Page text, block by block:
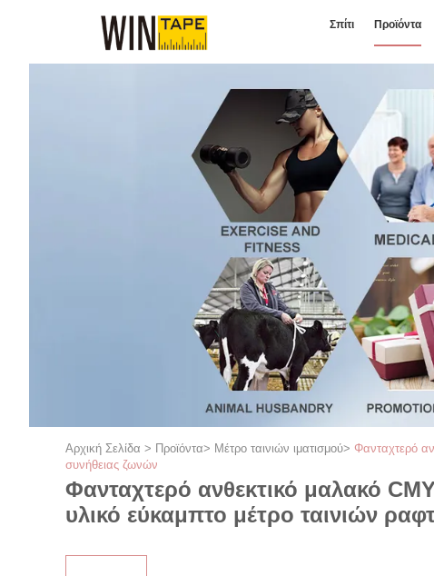
Σπίτι Προϊόντα
Αρχική Σελίδα > Προϊόντα> Μέτρο ταινιών ιματισμού> Φανταχτερό
συνήθειας ζωνών
Φανταχτερό ανθεκτικό μαλακό
υλικό εύκαμπτο μέτρο ταινιών